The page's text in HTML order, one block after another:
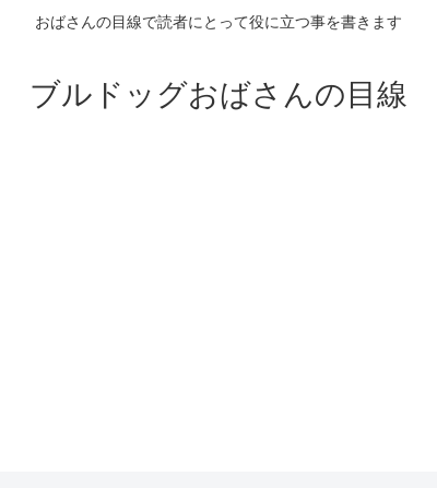
おばさんの目線で読者にとって役に立つ事を書きます
ブルドッグおばさんの目線